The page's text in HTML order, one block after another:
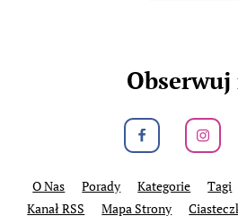
Obserwuj
O Nas Porady Kategorie Tagi
Kanał RSS
Mapa Strony